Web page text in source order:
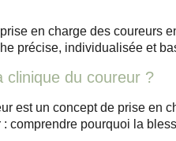
en charge des coureurs
précise, individualisée et
clinique du coureur ?
est un concept de prise en
: comprendre pourquoi la